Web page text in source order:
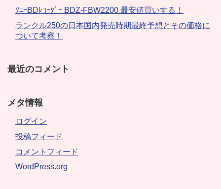
ｿﾆｰBDﾚｺｰﾀﾞｰ BDZ-FBW2200 最安値買いする！
ランクル250の日本国内発売時期最終予想とその価格に
ついて考察！
最近のコメント
メタ情報
ログイン
投稿フィード
コメントフィード
WordPress.org